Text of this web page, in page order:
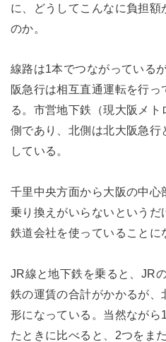
に、どうしてこんなに負担
のか。
線路は1本でつながっている
阪急行は相互直通運転を行
る。市営地下鉄（現大阪メ
側であり、北側は北大阪急
している。
千里中央方面から大阪の中心
乗り換えがいらないという
鉄道会社を使っていることに
JR線と地下鉄を乗ると、JR
鉄の運賃の合計がかかるが、
形になっている。当然ながら
たときに比べると、2つをま